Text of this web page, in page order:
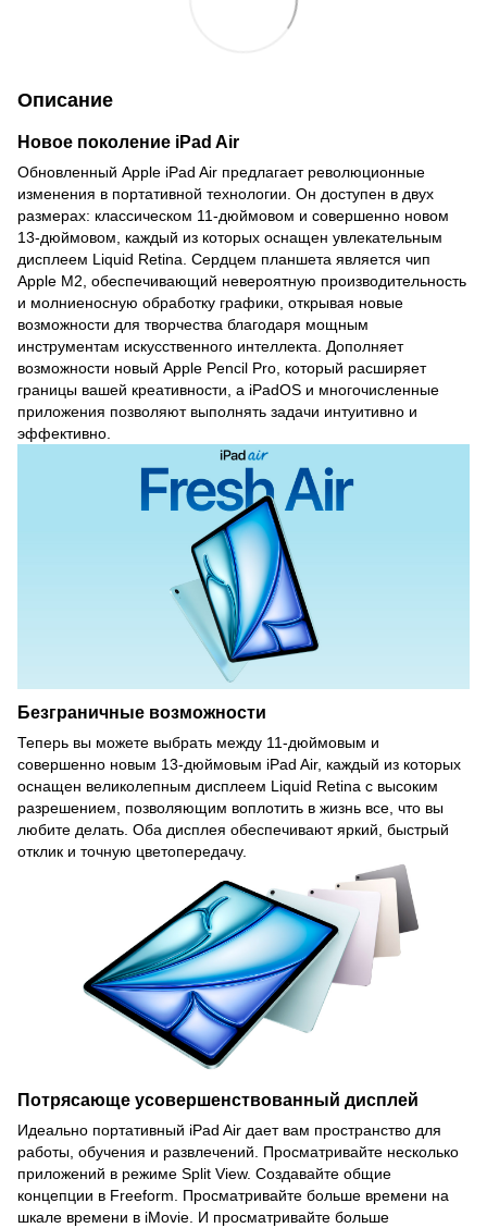
Описание
Новое поколение iPad Air
Обновленный Apple iPad Air предлагает революционные
изменения в портативной технологии. Он доступен в двух
размерах: классическом 11-дюймовом и совершенно новом
13-дюймовом, каждый из которых оснащен увлекательным
дисплеем Liquid Retina. Сердцем планшета является чип
Apple M2, обеспечивающий невероятную производительность
и молниеносную обработку графики, открывая новые
возможности для творчества благодаря мощным
инструментам искусственного интеллекта. Дополняет
возможности новый Apple Pencil Pro, который расширяет
границы вашей креативности, а iPadOS и многочисленные
приложения позволяют выполнять задачи интуитивно и
эффективно.
Безграничные возможности
Теперь вы можете выбрать между 11-дюймовым и
совершенно новым 13-дюймовым iPad Air, каждый из которых
оснащен великолепным дисплеем Liquid Retina с высоким
разрешением, позволяющим воплотить в жизнь все, что вы
любите делать. Оба дисплея обеспечивают яркий, быстрый
отклик и точную цветопередачу.
Потрясающе усовершенствованный дисплей
Идеально портативный iPad Air дает вам пространство для
работы, обучения и развлечений. Просматривайте несколько
приложений в режиме Split View. Создавайте общие
концепции в Freeform. Просматривайте больше времени на
шкале времени в iMovie. И просматривайте больше